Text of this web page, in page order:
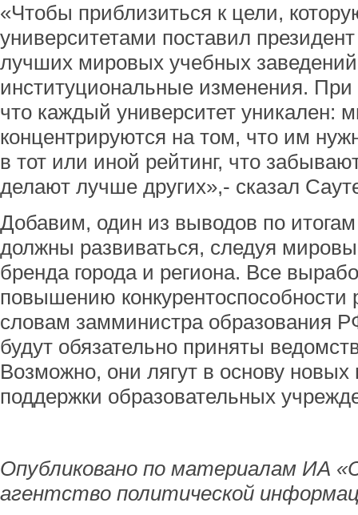
«Чтобы приблизиться к цели,
университетами поставил
лучших мировых учебных
институциональные изменения.
что каждый университет уникален:
концентрируются на том, что им
в тот или иной рейтинг, что
делают лучше других»,- сказал
Добавим, один из выводов по
должны развиваться, следуя
бренда города и региона. Все
повышению конкурентоспособности
словам замминистра образования
будут обязательно приняты
Возможно, они лягут в основу новых
поддержки образовательных
Опубликовано по материалам ИА
агентство политической